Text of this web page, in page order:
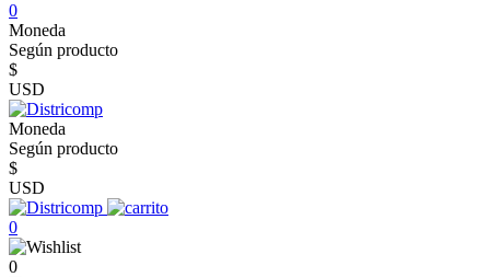
0
Moneda
Según producto
$
USD
Moneda
Según producto
$
USD
0
0